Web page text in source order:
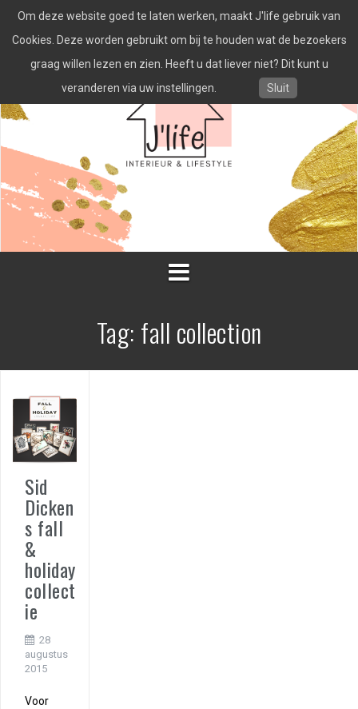
naar
inhoud
Tag: fall collection
Sid
Dicken
s fall
&
holiday
collect
ie
28
augustus
2015
Voor
Om deze website goed te laten werken, maakt J'life gebruik van
Cookies. Deze worden gebruikt om bij te houden wat de bezoekers
graag willen lezen en zien. Heeft u dat liever niet? Dit kunt u
veranderen via uw instellingen.
Sluit